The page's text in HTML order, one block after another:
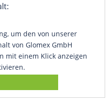
um den von unserer
von Glomex GmbH
mit einem Klick anzeigen